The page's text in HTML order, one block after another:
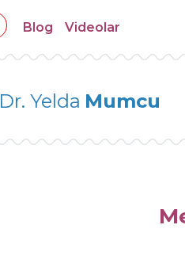
Blog Videolar
Dr. Yelda Mumcu